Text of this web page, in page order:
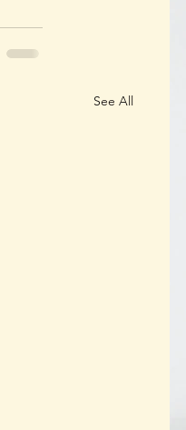
See All